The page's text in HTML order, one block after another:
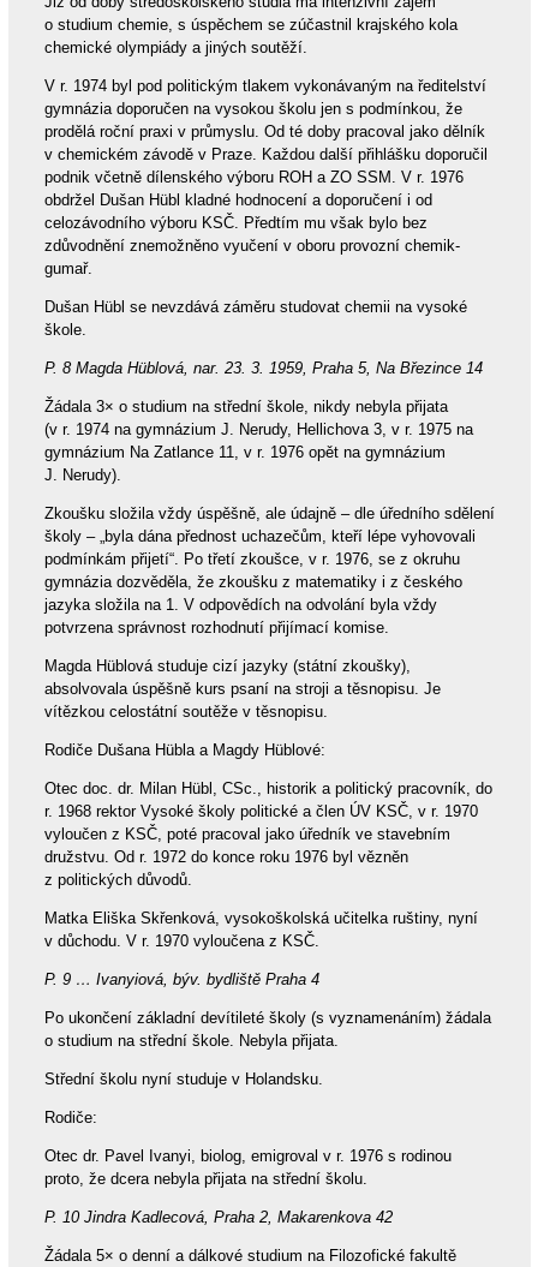
o studium chemie, s úspěchem se zúčastnil krajského kola
chemické olympiády a jiných soutěží.
V r. 1974 byl pod politickým tlakem vykonávaným na ředitelství
gymnázia doporučen na vysokou školu jen s podmínkou, že
prodělá roční praxi v průmyslu. Od té doby pracoval jako dělník
v chemickém závodě v Praze. Každou další přihlášku doporučil
podnik včetně dílenského výboru ROH a ZO SSM. V r. 1976
obdržel Dušan Hübl kladné hodnocení a doporučení i od
celozávodního výboru KSČ. Předtím mu však bylo bez
zdůvodnění znemožněno vyučení v oboru provozní chemik-
gumař.
Dušan Hübl se nevzdává záměru studovat chemii na vysoké
škole.
P. 8 Magda Hüblová, nar. 23. 3. 1959, Praha 5, Na Březince 14
Žádala 3× o studium na střední škole, nikdy nebyla přijata
(v r. 1974 na gymnázium J. Nerudy, Hellichova 3, v r. 1975 na
gymnázium Na Zatlance 11, v r. 1976 opět na gymnázium
J. Nerudy).
Zkoušku složila vždy úspěšně, ale údajně – dle úředního sdělení
školy – „byla dána přednost uchazečům, kteří lépe vyhovovali
podmínkám přijetí“. Po třetí zkoušce, v r. 1976, se z okruhu
gymnázia dozvěděla, že zkoušku z matematiky i z českého
jazyka složila na 1. V odpovědích na odvolání byla vždy
potvrzena správnost rozhodnutí přijímací komise.
Magda Hüblová studuje cizí jazyky (státní zkoušky),
absolvovala úspěšně kurs psaní na stroji a těsnopisu. Je
vítězkou celostátní soutěže v těsnopisu.
Rodiče Dušana Hübla a Magdy Hüblové:
Otec doc. dr. Milan Hübl, CSc., historik a politický pracovník, do
r. 1968 rektor Vysoké školy politické a člen ÚV KSČ, v r. 1970
vyloučen z KSČ, poté pracoval jako úředník ve stavebním
družstvu. Od r. 1972 do konce roku 1976 byl vězněn
z politických důvodů.
Matka Eliška Skřenková, vysokoškolská učitelka ruštiny, nyní
v důchodu. V r. 1970 vyloučena z KSČ.
P. 9 … Ivanyiová, býv. bydliště Praha 4
Po ukončení základní devítileté školy (s vyznamenáním) žádala
o studium na střední škole. Nebyla přijata.
Střední školu nyní studuje v Holandsku.
Rodiče:
Otec dr. Pavel Ivanyi, biolog, emigroval v r. 1976 s rodinou
proto, že dcera nebyla přijata na střední školu.
P. 10 Jindra Kadlecová, Praha 2, Makarenkova 42
Žádala 5× o denní a dálkové studium na Filozofické fakultě